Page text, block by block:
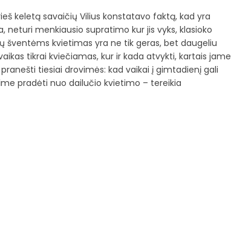
keletą savaičių Vilius konstatavo faktą, kad yra
menkiausio supratimo kur jis vyks, klasioko
šventėms kvietimas yra ne tik geras, bet daugeliu
tikrai kviečiamas, kur ir kada atvykti, kartais jame
tiesiai drovimės: kad vaikai į gimtadienį gali
pradėti nuo dailučio kvietimo – tereikia